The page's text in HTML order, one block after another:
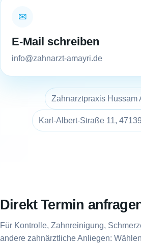
✉
E-Mail schreiben
info@zahnarzt-amayri.de
Zahnarztpraxis Hussam
Karl-Albert-Straße 11,
Direkt Termin
Für Kontrolle, Zahnreinigung,
andere zahnärztliche Anliegen: